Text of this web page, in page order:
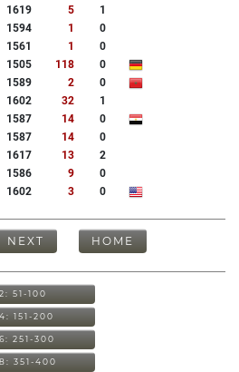
1619 5
1
1594 1
0
1561 1
0
1505 118
0
1589 2
0
1602 32
1
1587 14
0
1587 14
0
1617 13
2
1586 9
0
1602 3 0
NEXT HOME
2: 51-100
4: 151-200
6: 251-300
8: 351-400